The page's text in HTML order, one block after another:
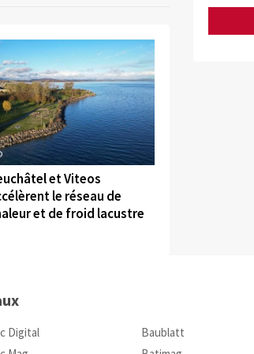
et Viteos
le réseau de
et de froid lacustre
Digital
Baublatt